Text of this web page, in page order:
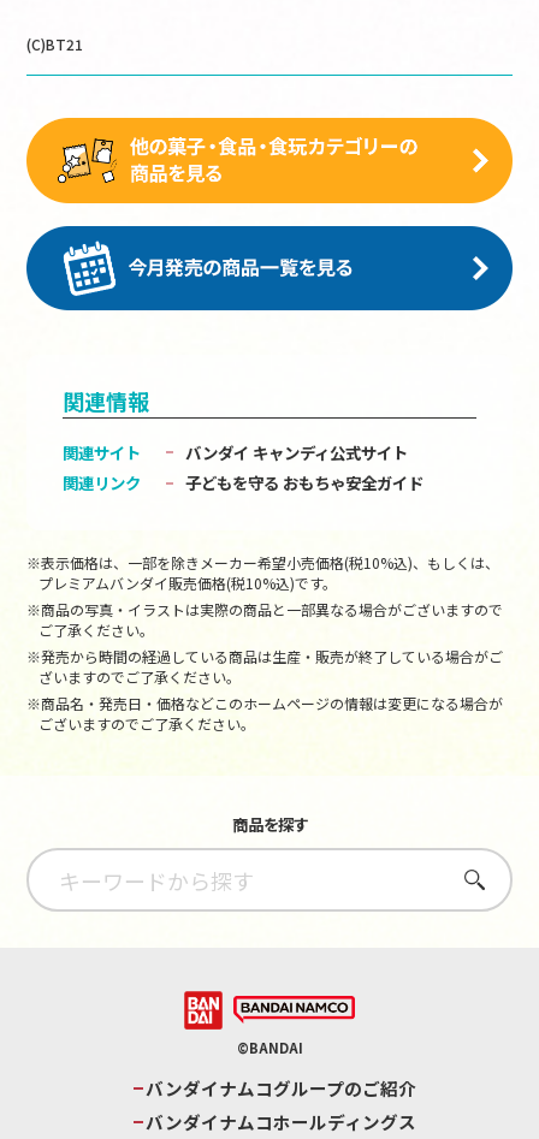
(C)BT21
関連情報
関連サイト
バンダイ キャンディ公式サイト
関連リンク
子どもを守る おもちゃ安全ガイド
※表示価格は、一部を除きメーカー希望小売価格(税10%込)、もしくは、
プレミアムバンダイ販売価格(税10%込)です。
※商品の写真・イラストは実際の商品と一部異なる場合がございますので
ご了承ください。
※発売から時間の経過している商品は生産・販売が終了している場合がご
ざいますのでご了承ください。
※商品名・発売日・価格などこのホームページの情報は変更になる場合が
ございますのでご了承ください。
商品を探す
さがす
©BANDAI
バンダイナムコグループのご紹介
バンダイナムコホールディングス